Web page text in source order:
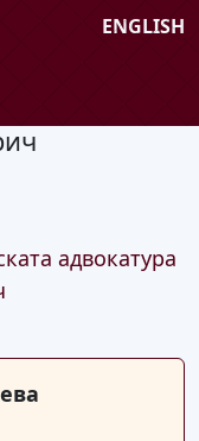
ENGLISH
адвокатура